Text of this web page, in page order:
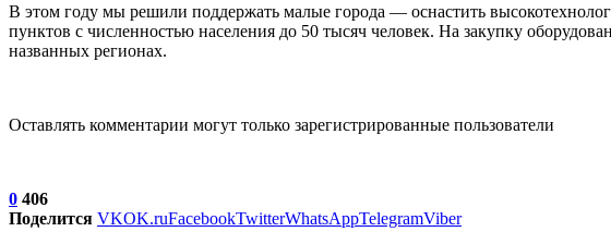
В этом году мы решили поддержать малые города — оснастить
пунктов с численностью населения до 50 тысяч человек. На закупку
названных регионах.
Оставлять комментарии могут только зарегистрированные пользователи
0 406
Поделится VKOK.ruFacebookTwitterWhatsAppTelegramViber